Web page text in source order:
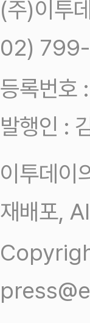
(주)이투
02)
등록번
발행인 :
이투데이
재배포,